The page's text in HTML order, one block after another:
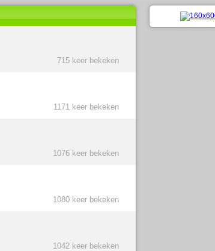
715 keer bekeken
1171 keer bekeken
1076 keer bekeken
1080 keer bekeken
1042 keer bekeken